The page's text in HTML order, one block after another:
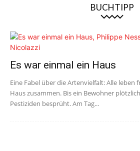
BUCHTIPP
Es war einmal ein Haus
Eine Fabel über die Artenvielfalt: Alle leben
Haus zusammen. Bis ein Bewohner
Pestiziden besprüht. Am Tag...